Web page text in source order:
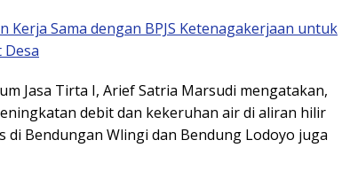
Kerja Sama dengan BPJS Ketenagakerjaan untuk
Jasa Tirta I, Arief Satria Marsudi mengatakan,
debit dan kekeruhan air di aliran hilir
di Bendungan Wlingi dan Bendung Lodoyo juga